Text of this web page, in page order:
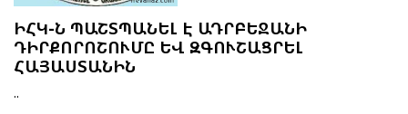
ԻՀԿ-Ն ՊԱՇՏՊԱՆԵԼ Է ԱԴՐԲԵՋԱՆԻ
ԴԻՐՔՈՐՈՇՈՒՄԸ ԵՎ ԶԳՈՒՇԱՑՐԵԼ
ՀԱՅԱՍՏԱՆԻՆ
..